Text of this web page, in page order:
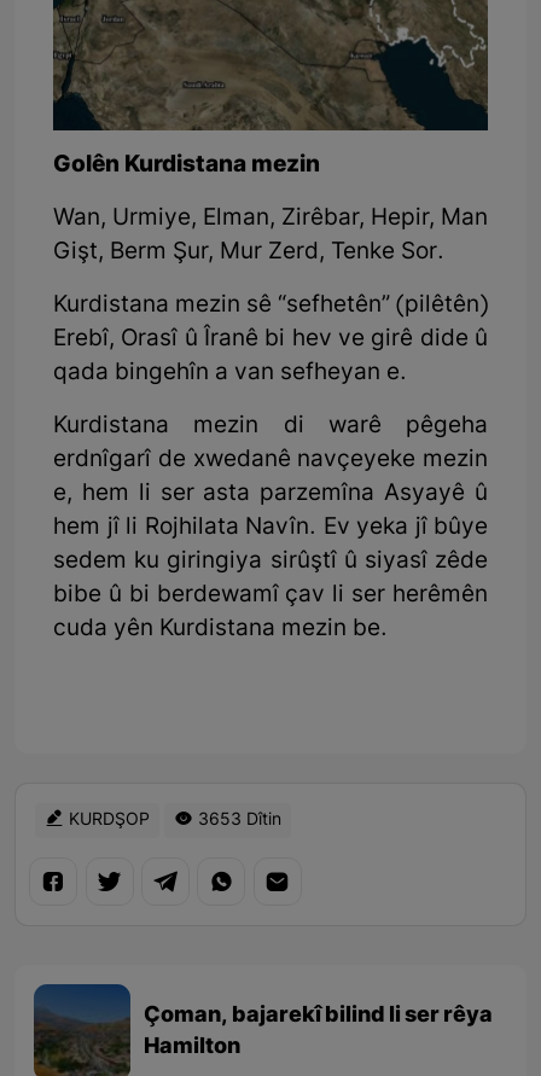
Golên Kurdistana mezin
Wan, Urmiye, Elman, Zirêbar, Hepir, Man
Gişt, Berm Şur, Mur Zerd, Tenke Sor.
Kurdistana mezin sê “sefhetên” (pilêtên)
Erebî, Orasî û Îranê bi hev ve girê dide û
qada bingehîn a van sefheyan e.
Kurdistana mezin di warê pêgeha
erdnîgarî de xwedanê navçeyeke mezin
e, hem li ser asta parzemîna Asyayê û
hem jî li Rojhilata Navîn. Ev yeka jî bûye
sedem ku giringiya sirûştî û siyasî zêde
bibe û bi berdewamî çav li ser herêmên
cuda yên Kurdistana mezin be.
KURDŞOP 3653 Dîtin
Çoman, bajarekî bilind li ser rêya
Hamilton